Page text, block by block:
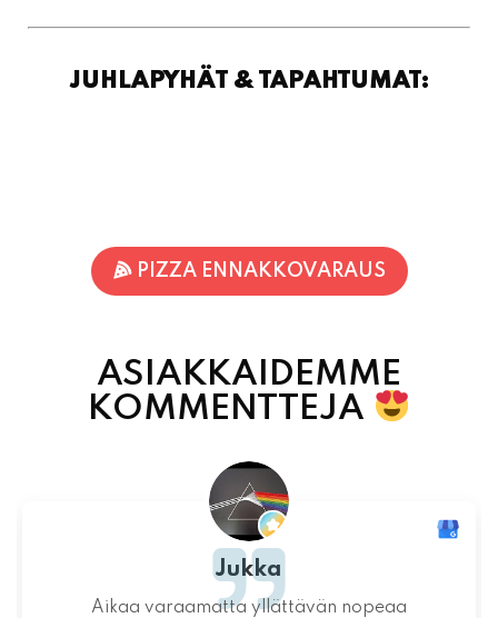
JUHLAPYHÄT & TAPAHTUMAT:
PIZZA ENNAKKOVARAUS
ASIAKKAIDEMME
KOMMENTTEJA
Jukka
Aikaa varaamatta yllättävän nopeaa